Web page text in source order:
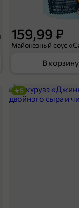
159,99 ₽
В корзину
5